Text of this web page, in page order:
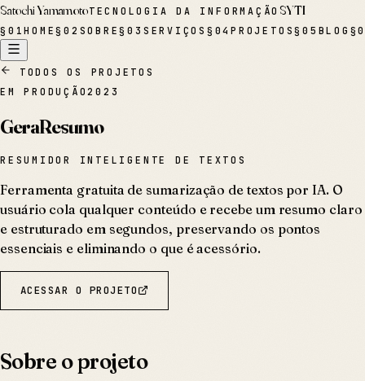
Satochi YamamotoTECNOLOGIA DA INFORMAÇÃOSYTI
§ 01HOME§02 SOBRE§03 SERVIÇOS § 04PROJETOS§05 BLOG §
TODOS OS PROJETOS
EM PRODUÇÃO2023
GeraResumo
RESUMIDOR INTELIGENTE DE TEXTOS
Ferramenta gratuita de sumarização de textos por IA. O
usuário cola qualquer conteúdo e recebe um resumo claro
e estruturado em segundos, preservando os pontos
essenciais e eliminando o que é acessório.
ACESSAR O PROJETO
Sobre o projeto